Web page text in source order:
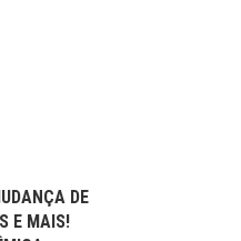
DE
E MAIS!